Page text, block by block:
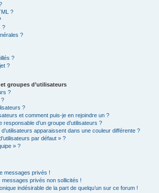
?
?
?
?
?
groupes d’utilisateurs
?
?
?
et comment puis-je en rejoindre un ?
d’un groupe d’utilisateurs ?
apparaissent dans une couleur différente ?
par défaut » ?
» ?
messages privés !
privés non sollicités !
indésirable de la part de quelqu’un sur ce forum !